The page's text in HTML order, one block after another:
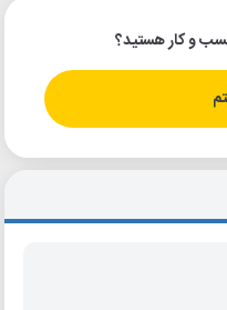
و کار هستید؟